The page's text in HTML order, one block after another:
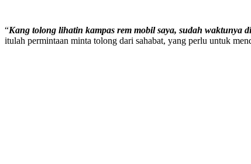
“Kang tolong lihatin kampas rem mobil saya, sudah waktunya
itulah permintaan minta tolong dari sahabat, yang perlu untuk